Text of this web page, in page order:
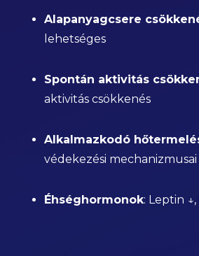
Alapanyagcsere
lehetséges
Spontán aktivitás
aktivitás csökkenés
Alkalmazkodó
védekezési mechanizmusai
Éhséghormonok: Leptin